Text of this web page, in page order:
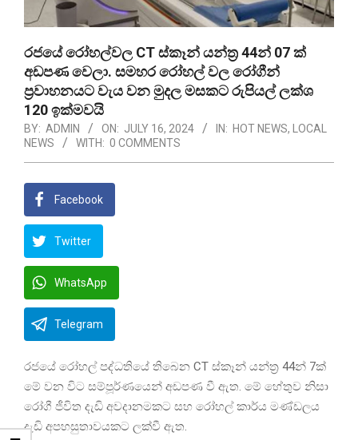
රජයේ රෝහල්වල CT ස්කෑන් යන්ත්‍ර 44න් 07 ක්
අඩපණ වෙලා. සමහර රෝහල් වල රෝගීන්
ප්‍රවාහනයට වැය වන මුදල මසකට රුපියල් ලක්ශ
120 ඉක්මවයි
BY: ADMIN ON: JULY 16, 2024 IN: HOT NEWS,
LOCAL
NEWS
WITH: 0 COMMENTS
Facebook
Twitter
WhatsApp
Telegram
රජයේ රෝහල් පද්ධතියේ තිබෙන CT ස්කෑන් යන්ත්‍ර 44න් 7ක්
මේ වන විට සම්පූර්ණයෙන් අඩපණ වී ඇත. මේ හේතුව නිසා
රෝගී ජීවිත දැඩි අවදානමකට සහ රෝහල් කාර්ය මණ්ඩලය
දැඩි අපහසුතාවයකට ලක්වී ඇත.